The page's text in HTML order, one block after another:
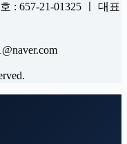
: 657-21-01325 ㅣ 대표